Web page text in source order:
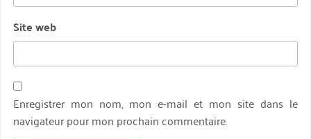
Site web
Enregistrer mon nom, mon e-mail et mon site dans le
navigateur pour mon prochain commentaire.